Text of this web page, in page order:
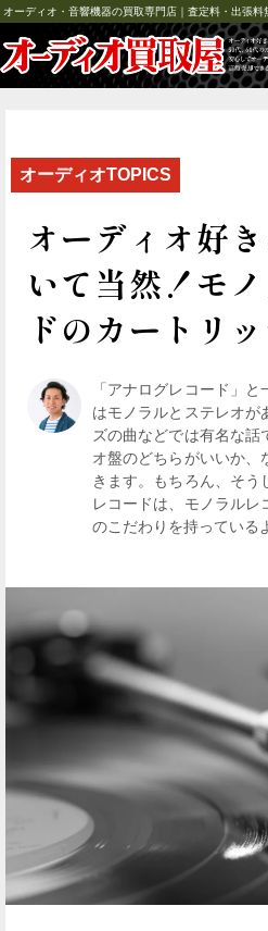
オーディオ・音響機器の買取専門店｜査定料・出張
オーディオTOPICS
オーディオ好
いて当然！モ
ドのカートリ
「アナログレコード」
はモノラルとステレオが
ズの曲などでは有名な話
オ盤のどちらがいいか、
きます。もちろん、そ
レコードは、モノラルレ
のこだわりを持っている